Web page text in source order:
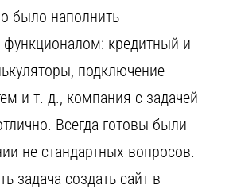
было наполнить
кредитный и
подключение
и т. д., компания с задачей
Всегда готовы были
не стандартных вопросов.
задача создать сайт в